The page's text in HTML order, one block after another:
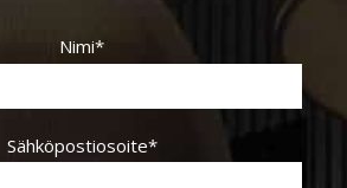
Nimi*
Sähköpostiosoite*